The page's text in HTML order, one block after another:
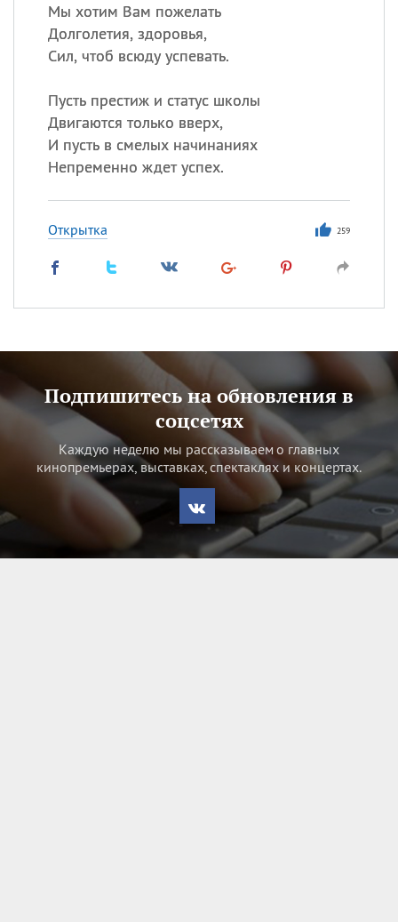
Мы хотим Вам пожелать
Долголетия, здоровья,
Сил, чтоб всюду успевать.
Пусть престиж и статус школы
Двигаются только вверх,
И пусть в смелых начинаниях
Непременно ждет успех.
Открытка 259
Подпишитесь на обновления в
соцсетях
Каждую неделю мы рассказываем о главных
кинопремьерах, выставках, спектаклях и концертах.